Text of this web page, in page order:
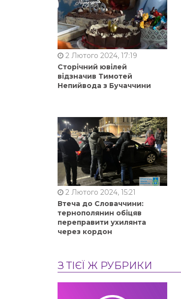
2 Лютого 2024, 17:19
Сторічний ювілей
відзначив Тимотей
Непийвода з Бучаччини
2 Лютого 2024, 15:21
Втеча до Словаччини:
тернополянин обіцяв
переправити ухилянта
через кордон
З ТІЄЇ Ж РУБРИКИ